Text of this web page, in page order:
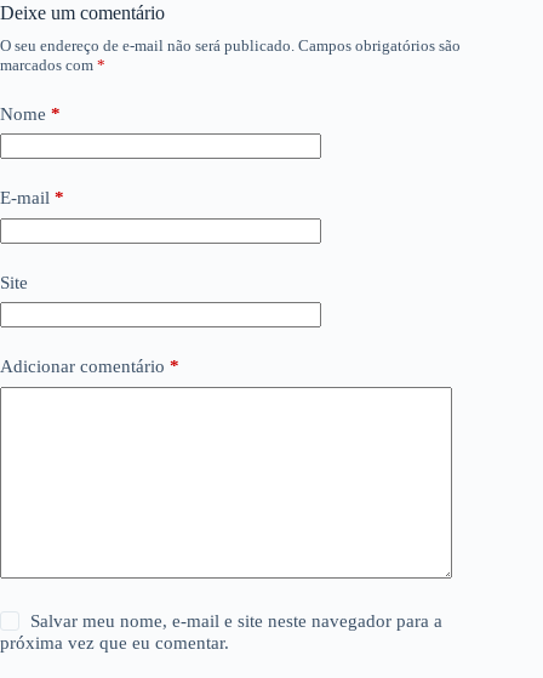
Deixe um comentário
O seu endereço de e-mail não será publicado. Campos obrigatórios são
marcados com *
Nome *
E-mail *
Site
Adicionar comentário *
Salvar meu nome, e-mail e site neste navegador para a
próxima vez que eu comentar.